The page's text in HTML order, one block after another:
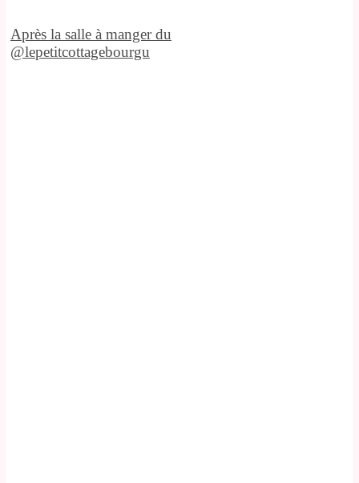
Après la salle à manger du
@lepetitcottagebourgu